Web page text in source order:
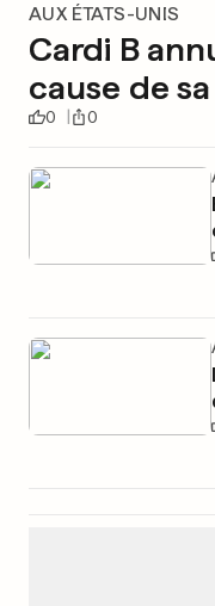
AUX ÉTATS-UNIS
Cardi B
cause de
0 0